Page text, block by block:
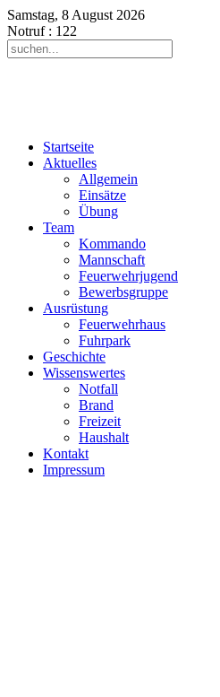
Samstag, 8 August 2026
Notruf: 122
Startseite
Aktuelles
Allgemein
Einsätze
Übung
Team
Kommando
Mannschaft
Feuerwehrjugend
Bewerbsgruppe
Ausrüstung
Feuerwehrhaus
Fuhrpark
Geschichte
Wissenswertes
Notfall
Brand
Freizeit
Haushalt
Kontakt
Impressum